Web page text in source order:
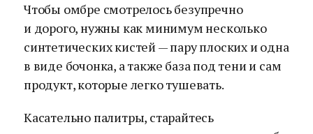
Чтобы омбре смотрелось безупречно
и дорого, нужны как минимум несколько
синтетических кистей — пару плоских и одна
в виде бочонка, а также база под тени и сам
продукт, которые легко тушевать.
Касательно палитры, старайтесь